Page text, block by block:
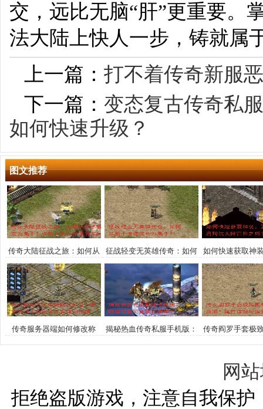
交，远比无脑“肝”更重要。
法大陆上快人一步，铸就属
上一篇： 打不着传奇新服
下一篇： 变态复古传奇私
如何快速升级？
图文推荐
传奇大陆征战之旅：如何从
新手蜕变为高手？攻略大全
为你指明方向
征战轻变无英雄传奇：如何
从新手快速成长为高手？
如何快速获取神
法大陆冒险
传奇服务器端如何修改称
号？图文解说人物称号设置
揭秘热血传奇私服手机版：
隐藏宝藏究竟藏在哪里？
传奇阎罗手套极
获取？属性详解
网
拒绝盗版游戏，注意自我保